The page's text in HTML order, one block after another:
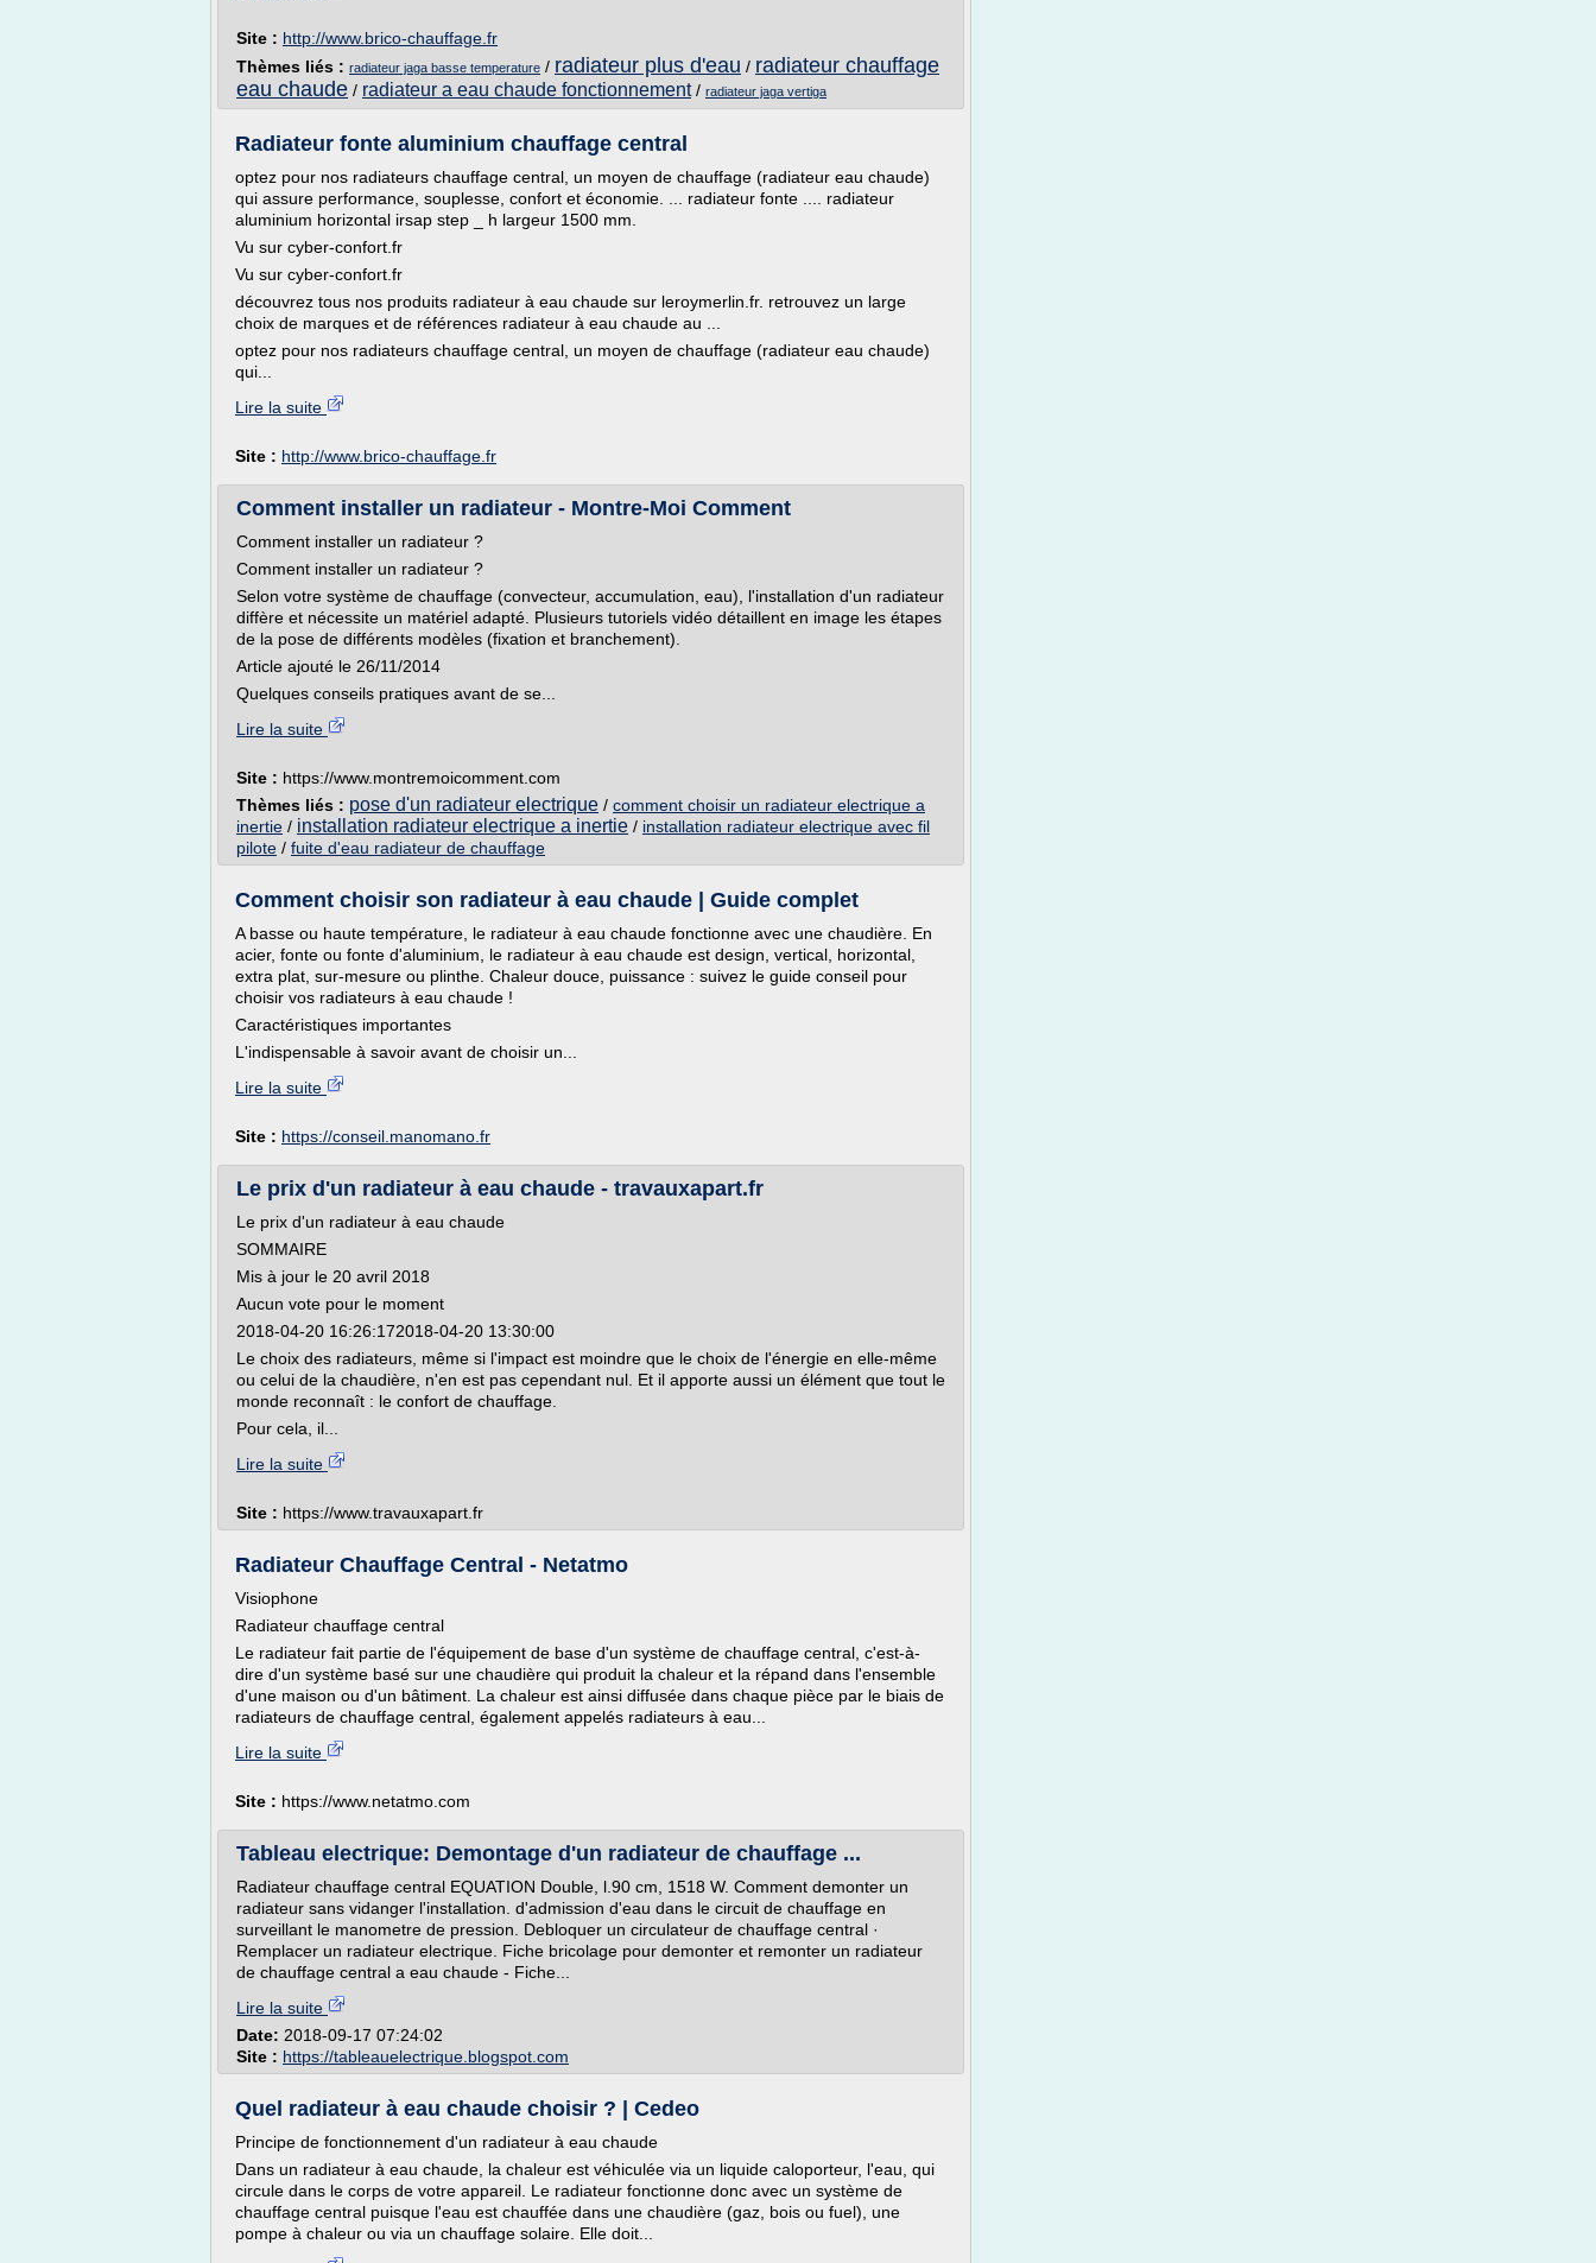
Site : http://www.brico-chauffage.fr
Thèmes liés : radiateur jaga basse temperature / radiateur plus d'eau / radiateur chauffage
eau chaude / radiateur a eau chaude fonctionnement/ radiateur jaga vertiga
Radiateur fonte aluminium chauffage central
optez pour nos radiateurs chauffage central, un moyen de chauffage (radiateur eau chaude)
qui assure performance, souplesse, confort et économie. ... radiateur fonte .... radiateur
aluminium horizontal irsap step _ h largeur 1500 mm.
Vu sur cyber-confort.fr
Vu sur cyber-confort.fr
découvrez tous nos produits radiateur à eau chaude sur leroymerlin.fr. retrouvez un large
choix de marques et de références radiateur à eau chaude au ...
optez pour nos radiateurs chauffage central, un moyen de chauffage (radiateur eau chaude)
qui...
Lire la suite
Site : http://www.brico-chauffage.fr
Comment installer un radiateur - Montre-Moi Comment
Comment installer un radiateur ?
Comment installer un radiateur ?
Selon votre système de chauffage (convecteur, accumulation, eau), l'installation d'un radiateur
diffère et nécessite un matériel adapté. Plusieurs tutoriels vidéo détaillent en image les étapes
de la pose de différents modèles (fixation et branchement).
Article ajouté le 26/11/2014
Quelques conseils pratiques avant de se...
Lire la suite
Site : https://www.montremoicomment.com
Thèmes liés : pose d'un radiateur electrique / comment choisir un radiateur electrique a
inertie / installation radiateur electrique a inertie / installation radiateur electrique avec fil
pilote / fuite d'eau radiateur de chauffage
Comment choisir son radiateur à eau chaude | Guide complet
A basse ou haute température, le radiateur à eau chaude fonctionne avec une chaudière. En
acier, fonte ou fonte d'aluminium, le radiateur à eau chaude est design, vertical, horizontal,
extra plat, sur-mesure ou plinthe. Chaleur douce, puissance : suivez le guide conseil pour
choisir vos radiateurs à eau chaude !
Caractéristiques importantes
L'indispensable à savoir avant de choisir un...
Lire la suite
Site : https://conseil.manomano.fr
Le prix d'un radiateur à eau chaude - travauxapart.fr
Le prix d'un radiateur à eau chaude
SOMMAIRE
Mis à jour le 20 avril 2018
Aucun vote pour le moment
2018-04-20 16:26:172018-04-20 13:30:00
Le choix des radiateurs, même si l'impact est moindre que le choix de l'énergie en elle-même
ou celui de la chaudière, n'en est pas cependant nul. Et il apporte aussi un élément que tout le
monde reconnaît : le confort de chauffage.
Pour cela, il...
Lire la suite
Site : https://www.travauxapart.fr
Radiateur Chauffage Central - Netatmo
Visiophone
Radiateur chauffage central
Le radiateur fait partie de l'équipement de base d'un système de chauffage central, c'est-à-
dire d'un système basé sur une chaudière qui produit la chaleur et la répand dans l'ensemble
d'une maison ou d'un bâtiment. La chaleur est ainsi diffusée dans chaque pièce par le biais de
radiateurs de chauffage central, également appelés radiateurs à eau...
Lire la suite
Site : https://www.netatmo.com
Tableau electrique: Demontage d'un radiateur de chauffage ...
Radiateur chauffage central EQUATION Double, l.90 cm, 1518 W. Comment demonter un
radiateur sans vidanger l'installation. d'admission d'eau dans le circuit de chauffage en
surveillant le manometre de pression. Debloquer un circulateur de chauffage central ·
Remplacer un radiateur electrique. Fiche bricolage pour demonter et remonter un radiateur
de chauffage central a eau chaude - Fiche...
Lire la suite
Date: 2018-09-17 07:24:02
Site : https://tableauelectrique.blogspot.com
Quel radiateur à eau chaude choisir ? | Cedeo
Principe de fonctionnement d'un radiateur à eau chaude
Dans un radiateur à eau chaude, la chaleur est véhiculée via un liquide caloporteur, l'eau, qui
circule dans le corps de votre appareil. Le radiateur fonctionne donc avec un système de
chauffage central puisque l'eau est chauffée dans une chaudière (gaz, bois ou fuel), une
pompe à chaleur ou via un chauffage solaire. Elle doit...